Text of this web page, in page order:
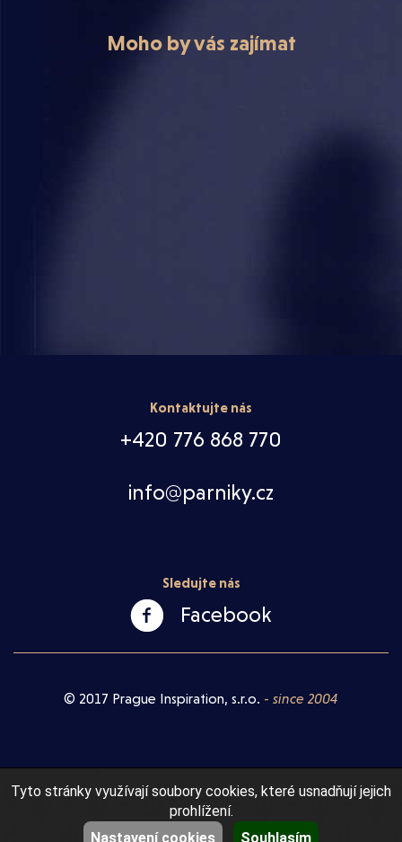
Moho by vás zajímat
Kontaktujte nás
+420 776 868 770
info@parniky.cz
Sledujte nás
Facebook
© 2017 Prague Inspiration, s.r.o. - since 2004
Tyto stránky využívají soubory cookies, které usnadňují jejich
prohlížení.
Nastavení cookies
Souhlasím